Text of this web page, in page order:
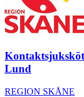
Lund
REGION SKÅNE